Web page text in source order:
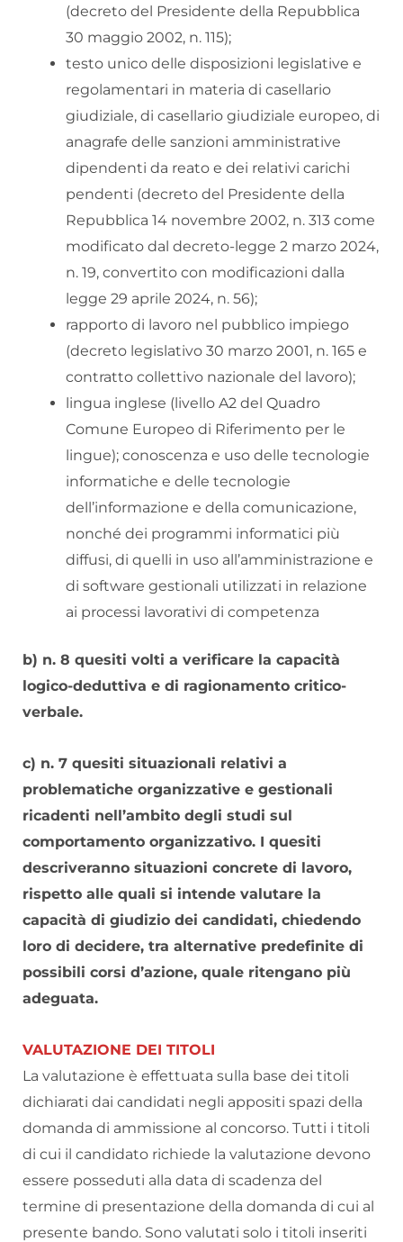
(decreto del Presidente della Repubblica
30 maggio 2002, n. 115);
testo unico delle disposizioni legislative e
regolamentari in materia di casellario
giudiziale, di casellario giudiziale europeo, di
anagrafe delle sanzioni amministrative
dipendenti da reato e dei relativi carichi
pendenti (decreto del Presidente della
Repubblica 14 novembre 2002, n. 313 come
modificato dal decreto-legge 2 marzo 2024,
n. 19, convertito con modificazioni dalla
legge 29 aprile 2024, n. 56);
rapporto di lavoro nel pubblico impiego
(decreto legislativo 30 marzo 2001, n. 165 e
contratto collettivo nazionale del lavoro);
lingua inglese (livello A2 del Quadro
Comune Europeo di Riferimento per le
lingue); conoscenza e uso delle tecnologie
informatiche e delle tecnologie
dell’informazione e della comunicazione,
nonché dei programmi informatici più
diffusi, di quelli in uso all’amministrazione e
di software gestionali utilizzati in relazione
ai processi lavorativi di competenza
b) n. 8 quesiti volti a verificare la capacità
logico-deduttiva e di ragionamento critico-
verbale.
c) n. 7 quesiti situazionali relativi a
problematiche organizzative e gestionali
ricadenti nell’ambito degli studi sul
comportamento organizzativo. I quesiti
descriveranno situazioni concrete di lavoro,
rispetto alle quali si intende valutare la
capacità di giudizio dei candidati, chiedendo
loro di decidere, tra alternative predefinite di
possibili corsi d’azione, quale ritengano più
adeguata.
VALUTAZIONE DEI TITOLI
La valutazione è effettuata sulla base dei titoli
dichiarati dai candidati negli appositi spazi della
domanda di ammissione al concorso. Tutti i titoli
di cui il candidato richiede la valutazione devono
essere posseduti alla data di scadenza del
termine di presentazione della domanda di cui al
presente bando. Sono valutati solo i titoli inseriti